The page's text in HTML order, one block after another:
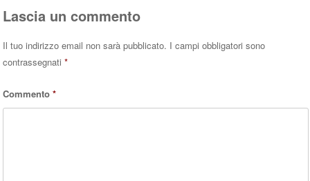
Lascia un commento
Il tuo indirizzo email non sarà pubblicato. I campi obbligatori sono
contrassegnati*
Commento*